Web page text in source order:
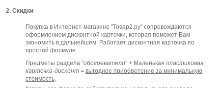
2. Скидки
Покупка в Интернет-магазине "Товар2.ру" сопровождаются
оформлением дисконтной карточки, которая поможет Вам
экономить в дальнейшем. Работает дисконтная карточка по
простой формуле:
Предметы раздела "обогреватели" + Маленькая пластиковая
карточка-дисконт = выгодное приобретение за минимальную
стоимость